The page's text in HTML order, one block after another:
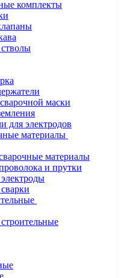
комплекты
маски
для электродов
материалы
материалы
и прутки